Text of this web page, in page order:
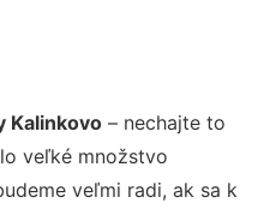
Kalinkovo – nechajte to
veľké množstvo
veľmi radi, ak sa k